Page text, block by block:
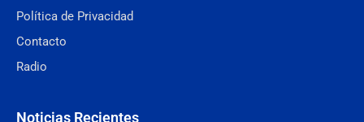
Política de Privacidad
Contacto
Radio
Noticias Recientes